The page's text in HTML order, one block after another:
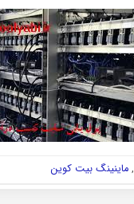
,ماینینگ بیت کوین